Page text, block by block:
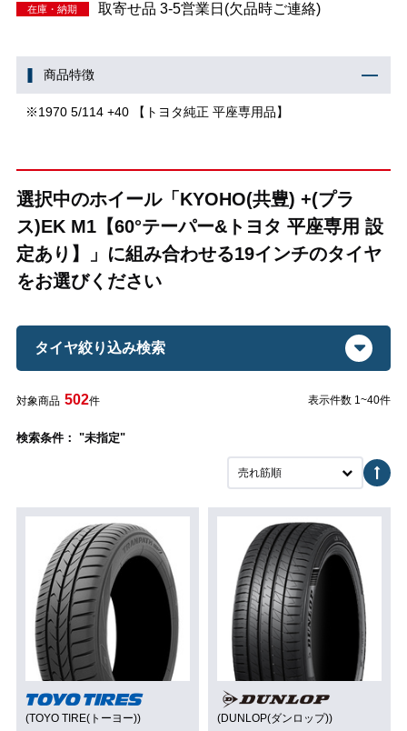
在庫・納期 取寄せ品 3-5営業日(欠品時ご連絡)
商品特徴
※1970 5/114 +40 【トヨタ純正 平座専用品】
選択中のホイール「KYOHO(共豊) +(プラ
ス)EK M1【60°テーパー&トヨタ 平座専用 設
定あり】」に組み合わせる19インチのタイヤ
をお選びください
タイヤ絞り込み検索
対象商品 502件 表示件数 1~40件
検索条件： "未指定"
売れ筋順
(TOYO TIRE(トーヨー)) (DUNLOP(ダンロップ))